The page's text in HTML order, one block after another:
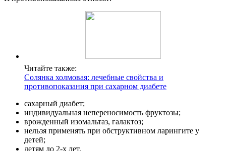
Читайте также:
Солянка холмовая: лечебные свойства и
противопоказания при сахарном диабете
сахарный диабет;
индивидуальная непереносимость фруктозы;
врожденный изомальтаз, галактоз;
нельзя применять при обструктивном ларингите у
детей;
детям до 2-х лет.